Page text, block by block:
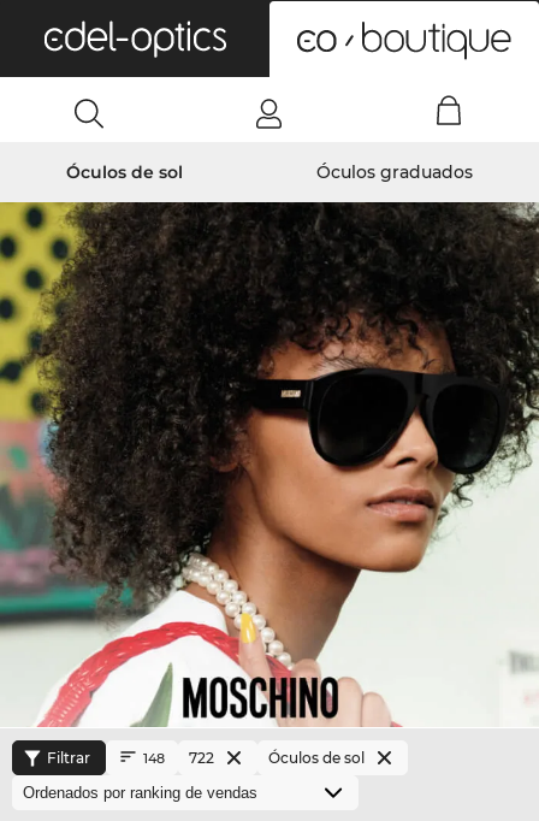
Óculos de sol Óculos graduados
Filtrar 148 722 Óculos de sol